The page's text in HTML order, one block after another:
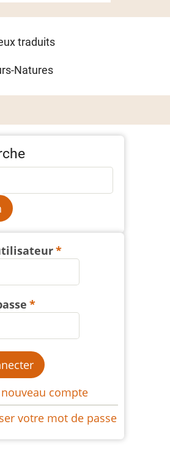
traduits
Natures
compte
votre mot de passe